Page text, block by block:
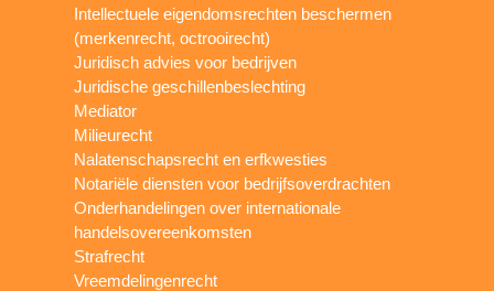
Intellectuele eigendomsrechten beschermen
(merkenrecht, octrooirecht)
Juridisch advies voor bedrijven
Juridische geschillenbeslechting
Mediator
Milieurecht
Nalatenschapsrecht en erfkwesties
Notariële diensten voor bedrijfsoverdrachten
Onderhandelingen over internationale
handelsovereenkomsten
Strafrecht
Vreemdelingenrecht